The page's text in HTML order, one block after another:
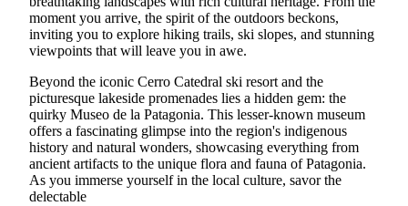
moment you arrive, the spirit of the outdoors beckons,
inviting you to explore hiking trails, ski slopes, and stunning
viewpoints that will leave you in awe.
Beyond the iconic Cerro Catedral ski resort and the
picturesque lakeside promenades lies a hidden gem: the
quirky Museo de la Patagonia. This lesser-known museum
offers a fascinating glimpse into the region's indigenous
history and natural wonders, showcasing everything from
ancient artifacts to the unique flora and fauna of Patagonia.
As you immerse yourself in the local culture, savor the
delectable